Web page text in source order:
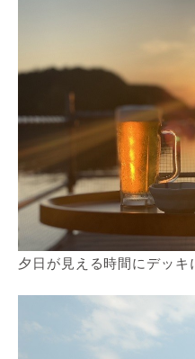
夕日が見える時間にデッキ